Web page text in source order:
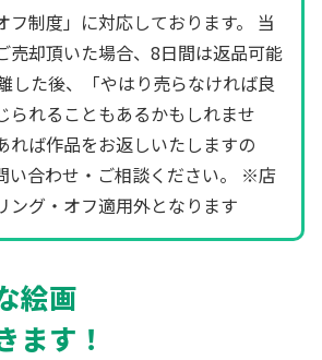
フ制度」に対応しております。 当
売却頂いた場合、8日間は返品可能
した後、「やはり売らなければ良
られることもあるかもしれませ
れば作品をお返しいたしますの
い合わせ・ご相談ください。 ※店
ング・オフ適用外となります
絵画
ます！